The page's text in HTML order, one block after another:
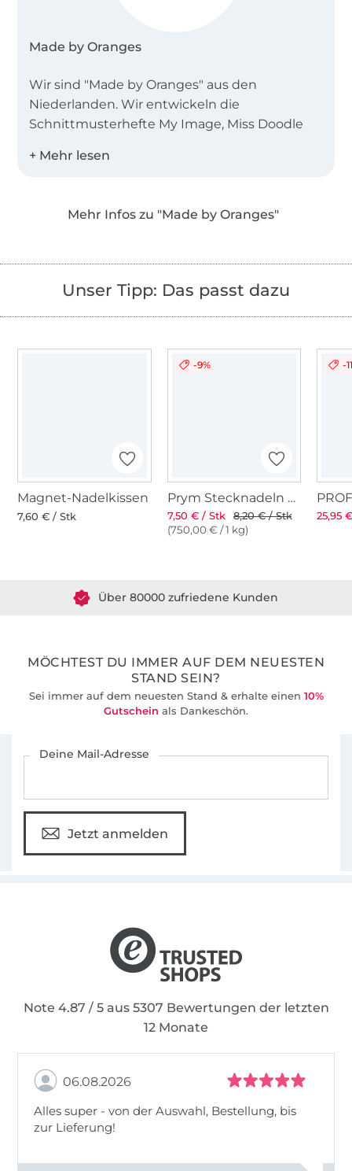
Made by Oranges
Wir sind "Made by Oranges" aus den
Niederlanden. Wir entwickeln die
Schnittmusterhefte My Image, Miss Doodle
Englisch, Niederländisch und Französisch an!
Mehr Infos zu "Made by Oranges"
Unser Tipp: Das passt dazu
Magnet-Nadelkissen
7,60 € / Stk
-9%
Prym Stecknadeln mit Griff
7,50 € / Stk
8,20 € / Stk
(750,00 € / 1 kg)
-
25,95
Über 80000 zufriedene Kunden
MÖCHTEST DU IMMER AUF DEM NEUESTEN
STAND SEIN?
Sei immer auf dem neuesten Stand & erhalte einen 10%
Gutschein als Dankeschön.
Deine Mail-Adresse
Jetzt anmelden
Note 4.87 / 5 aus 5307 Bewertungen der letzten
12 Monate
06.08.2026
Alles super - von der Auswahl, Bestellung, bis
zur Lieferung!